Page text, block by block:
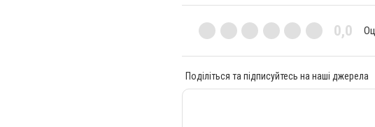
0,0
Поділіться та підписуйтесь на наші джерела